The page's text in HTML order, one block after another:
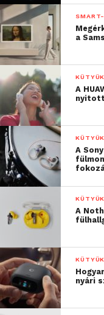
derül,
időben
a
pl. a
nélkül
időszak
Így ez
már
– állítja Antal
a
KÜTYÜK
A
KÜTYÜK
A
KÜTYÜK
A
KÜTYÜK
nyári